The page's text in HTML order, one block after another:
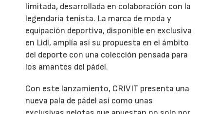
limitada, desarrollada en colaboración con la
legendaria tenista. La marca de moda y
equipación deportiva, disponible en exclusiva
en Lidl, amplía así su propuesta en el ámbito
del deporte con una colección pensada para
los amantes del pádel.
Con este lanzamiento, CRIVIT presenta una
nueva pala de pádel así como unas